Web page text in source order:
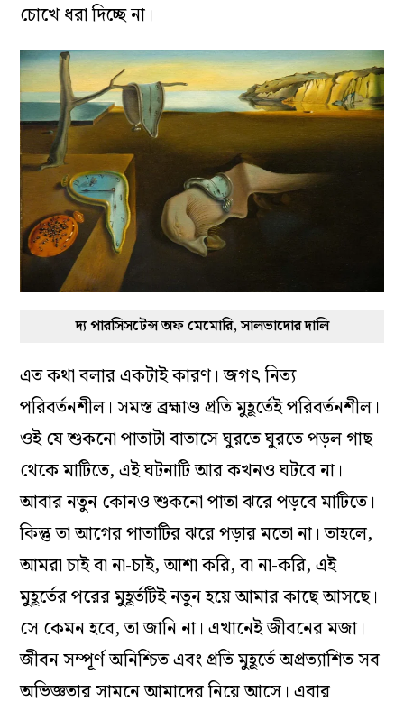
চোখে ধরা দিচ্ছে না।
দ্য পারসিসটেন্স অফ মেমোরি, সালভাদোর দালি
এত কথা বলার একটাই কারণ। জগৎ নিত্য
পরিবর্তনশীল। সমস্ত ব্রহ্মাণ্ড প্রতি মুহূর্তেই পরিবর্তনশীল।
ওই যে শুকনো পাতাটা বাতাসে ঘুরতে ঘুরতে পড়ল গাছ
থেকে মাটিতে, এই ঘটনাটি আর কখনও ঘটবে না।
আবার নতুন কোনও শুকনো পাতা ঝরে পড়বে মাটিতে।
কিন্তু তা আগের পাতাটির ঝরে পড়ার মতো না। তাহলে,
আমরা চাই বা না-চাই, আশা করি, বা না-করি, এই
মুহূর্তের পরের মুহূর্তটিই নতুন হয়ে আমার কাছে আসছে।
সে কেমন হবে, তা জানি না। এখানেই জীবনের মজা।
জীবন সম্পূর্ণ অনিশ্চিত এবং প্রতি মুহূর্তে অপ্রত্যাশিত সব
অভিজ্ঞতার সামনে আমাদের নিয়ে আসে। এবার